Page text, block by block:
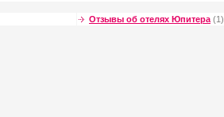
Отзывы об отелях Юпитера(1)